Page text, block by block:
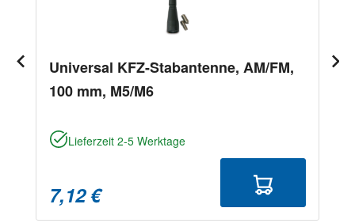
Universal KFZ-Stabantenne, AM/FM,
100 mm, M5/M6
Lieferzeit 2-5 Werktage
7,12 €